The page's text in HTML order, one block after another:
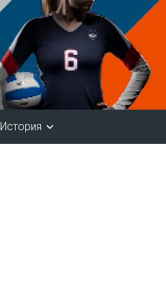
История